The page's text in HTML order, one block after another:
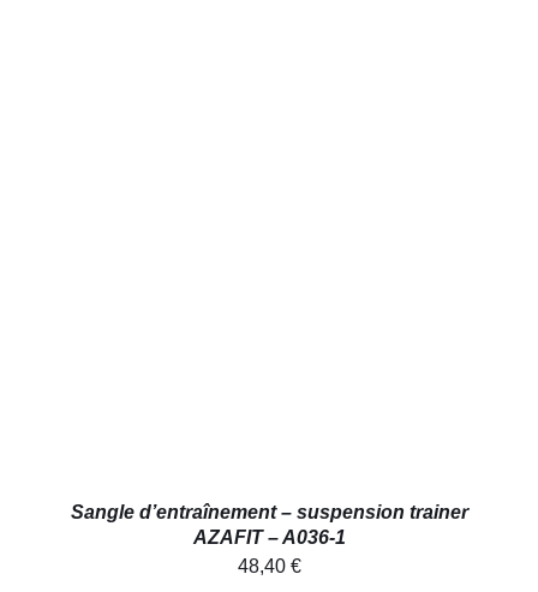
Sangle d’entraînement – suspension trainer
AZAFIT – A036-1
48,40 €